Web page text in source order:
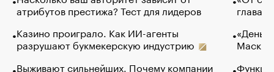
атрибутов престижа? Тест для лидеров
Казино проиграло. Как ИИ-агенты
разрушают букмекерскую индустрию
Выживают сильнейших. Почему компании
глава
Маск в